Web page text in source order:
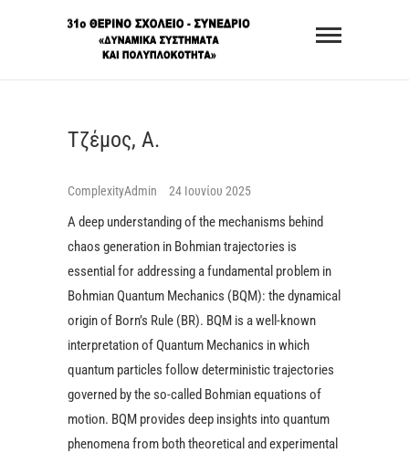
31o Θερινό
Τζέμος, Α.
ComplexityAdmin 24 Ιουνίου 2025
A deep understanding of the mechanisms behind
chaos generation in Bohmian trajectories is
essential for addressing a fundamental problem in
Bohmian Quantum Mechanics (BQM): the dynamical
origin of Born’s Rule (BR). BQM is a well-known
interpretation of Quantum Mechanics in which
quantum particles follow deterministic trajectories
governed by the so-called Bohmian equations of
motion. BQM provides deep insights into quantum
phenomena from both theoretical and experimental